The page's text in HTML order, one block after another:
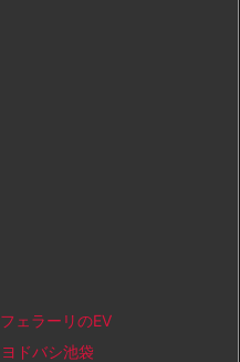
ェラーリのEV
ドバシ池袋